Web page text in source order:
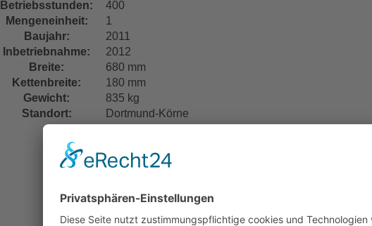
Betriebsstunden:
400
Mengeneinheit:
1
Baujahr:
2011
Inbetriebnahme:
2012
Breite:
680 mm
Kettenbreite:
180 mm
Gewicht:
835 kg
Standort:
Dortmund-Körne